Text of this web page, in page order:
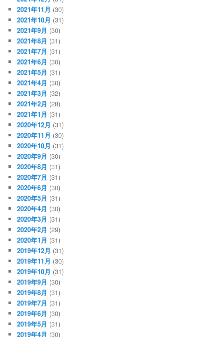
2021年11月 (30)
2021年10月 (31)
2021年9月 (30)
2021年8月 (31)
2021年7月 (31)
2021年6月 (30)
2021年5月 (31)
2021年4月 (30)
2021年3月 (32)
2021年2月 (28)
2021年1月 (31)
2020年12月 (31)
2020年11月 (30)
2020年10月 (31)
2020年9月 (30)
2020年8月 (31)
2020年7月 (31)
2020年6月 (30)
2020年5月 (31)
2020年4月 (30)
2020年3月 (31)
2020年2月 (29)
2020年1月 (31)
2019年12月 (31)
2019年11月 (30)
2019年10月 (31)
2019年9月 (30)
2019年8月 (31)
2019年7月 (31)
2019年6月 (30)
2019年5月 (31)
2019年4月 (30)